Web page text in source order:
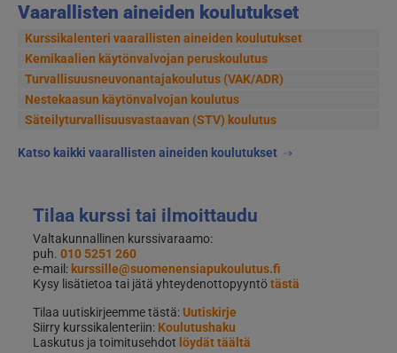
Vaarallisten aineiden koulutukset
Kurssikalenteri vaarallisten aineiden koulutukset
Kemikaalien käytönvalvojan peruskoulutus
Turvallisuusneuvonantajakoulutus (VAK/ADR)
Nestekaasun käytönvalvojan koulutus
Säteilyturvallisuusvastaavan (STV) koulutus
Katso kaikki vaarallisten aineiden koulutukset
Tilaa kurssi tai ilmoittaudu
Valtakunnallinen kurssivaraamo:
puh. 010 5251 260
e-mail: kurssille@suomenensiapukoulutus.fi
Kysy lisätietoa tai jätä yhteydenottopyyntötästä
Tilaa uutiskirjeemme tästä:Uutiskirje
Siirry kurssikalenteriin: Koulutushaku
Laskutus ja toimitusehdot löydät täältä